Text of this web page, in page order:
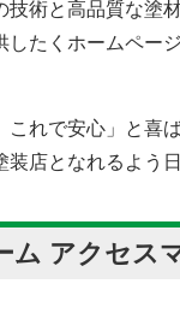
技術と高品質な塗
したくホームペー
これで安心」と喜
店となれるよう
ム アクセス